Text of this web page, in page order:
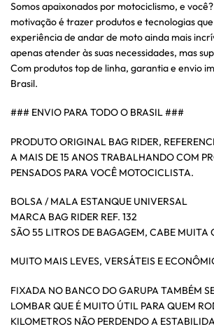
Somos apaixonados por motociclismo, e
motivação é trazer produtos e tecnologias
experiência de andar de moto ainda mais
apenas atender às suas necessidades, mas
Com produtos top de linha, garantia e envio
Brasil.
### ENVIO PARA TODO O BRASIL ###
PRODUTO ORIGINAL BAG RIDER,
A MAIS DE 15 ANOS TRABALHANDO COM
PENSADOS PARA VOCÊ MOTOCICLISTA.
BOLSA / MALA ESTANQUE UNIVERSAL
MARCA BAG RIDER REF. 132
SÃO 55 LITROS DE BAGAGEM, CABE MUITA
MUITO MAIS LEVES, VERSÁTEIS E
FIXADA NO BANCO DO GARUPA TAMBÉM
LOMBAR QUE É MUITO ÚTIL PARA QUEM
KILOMETROS NÃO PERDENDO A